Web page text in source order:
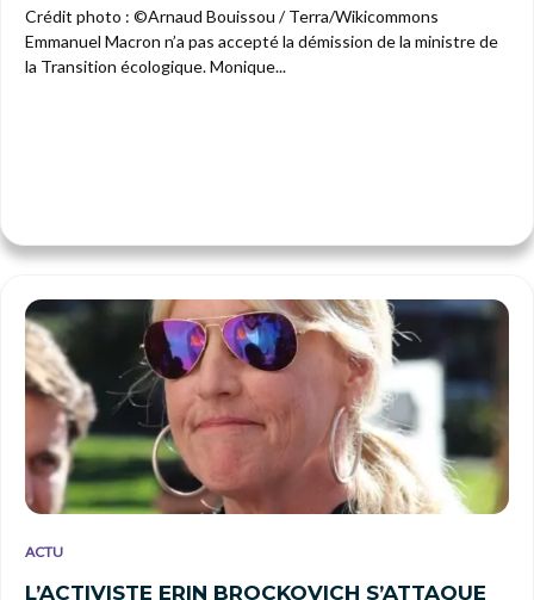
Crédit photo : ©Arnaud Bouissou / Terra/Wikicommons
Emmanuel Macron n’a pas accepté la démission de la ministre de
la Transition écologique. Monique...
ACTU
L’ACTIVISTE ERIN BROCKOVICH S’ATTAQUE